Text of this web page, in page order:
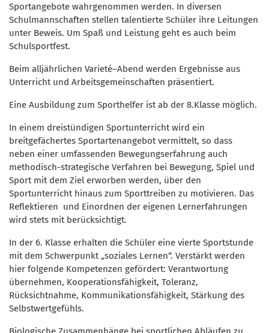
Sportangebote wahrgenommen werden. In diversen
Schulmannschaften stellen talentierte Schüler ihre Leitungen
unter Beweis. Um Spaß und Leistung geht es auch beim
Schulsportfest.
Beim alljährlichen Varieté–Abend werden Ergebnisse aus
Unterricht und Arbeitsgemeinschaften präsentiert.
Eine Ausbildung zum Sporthelfer ist ab der 8.Klasse möglich.
In einem dreistündigen Sportunterricht wird ein
breitgefächertes Sportartenangebot vermittelt, so dass
neben einer umfassenden Bewegungserfahrung auch
methodisch-strategische Verfahren bei Bewegung, Spiel und
Sport mit dem Ziel erworben werden, über den
Sportunterricht hinaus zum Sporttreiben zu motivieren. Das
Reflektieren und Einordnen der eigenen Lernerfahrungen
wird stets mit berücksichtigt.
In der 6. Klasse erhalten die Schüler eine vierte Sportstunde
mit dem Schwerpunkt „soziales Lernen“. Verstärkt werden
hier folgende Kompetenzen gefördert: Verantwortung
übernehmen, Kooperationsfähigkeit, Toleranz,
Rücksichtnahme, Kommunikationsfähigkeit, Stärkung des
Selbstwertgefühls.